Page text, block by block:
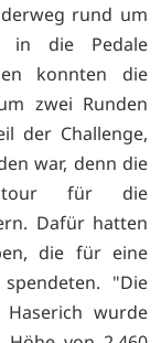
rund um
in die Pedale
konnten die
zwei Runden
der Challenge,
war, denn die
für die
Dafür hatten
die für eine
"Die
wurde